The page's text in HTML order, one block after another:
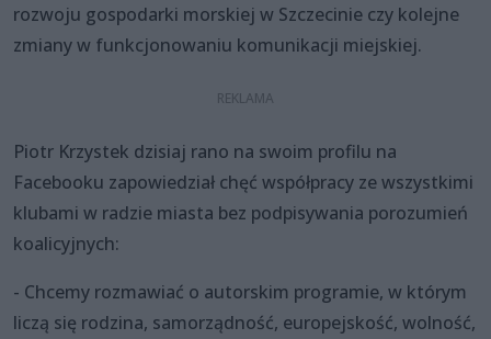
rozwoju gospodarki morskiej w Szczecinie czy kolejne
zmiany w funkcjonowaniu komunikacji miejskiej.
Piotr Krzystek dzisiaj rano na swoim profilu na
Facebooku zapowiedział chęć współpracy ze wszystkimi
klubami w radzie miasta bez podpisywania porozumień
koalicyjnych:
- Chcemy rozmawiać o autorskim programie, w którym
liczą się rodzina, samorządność, europejskość, wolność,